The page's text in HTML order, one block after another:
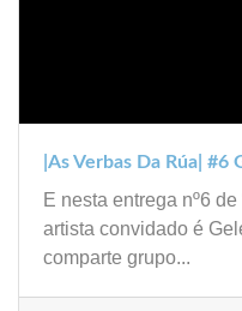
|As Verbas Da Rúa| #6
E nesta entrega nº6
artista convidado é
comparte grupo...